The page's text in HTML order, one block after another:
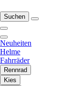
Suchen
Neuheiten
Helme
Fahrräder
Rennrad
Kies